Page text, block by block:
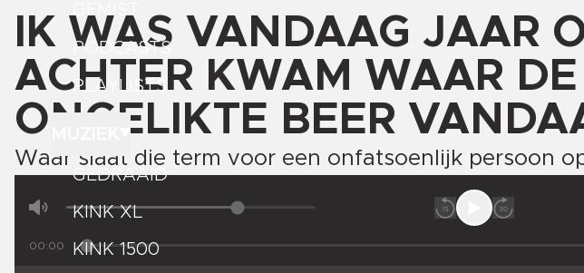
PODCASTS
PLAYLISTS
GEDRAAID
KINK XL
KINK 1500
IK WAS VANDAAG JAAR
ACHTER KWAM WAAR DE
ONGELIKTE BEER
Waar slaat die term voor een onfatsoenlijk persoon
00:00